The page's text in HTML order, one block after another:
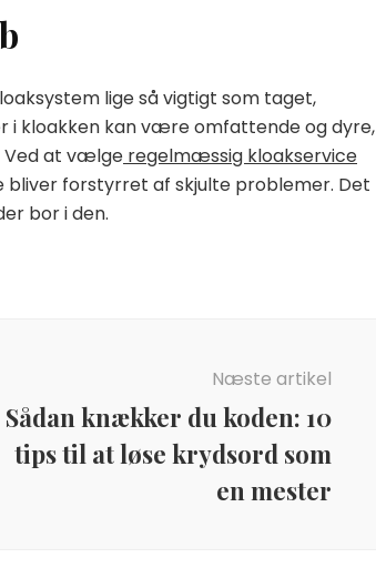
lige så vigtigt som taget,
i kloakken kan være omfattende og dyre,
Ved at vælge regelmæssig kloakservice
bliver forstyrret af skjulte problemer. Det
bor i den.
Næste artikel
Sådan knækker du koden: 10
tips til at løse krydsord som
en mester